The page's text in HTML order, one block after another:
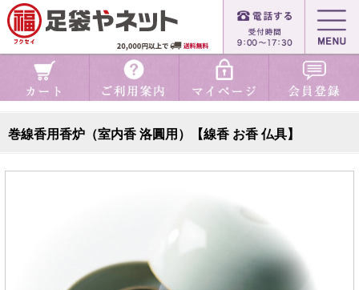
巻線香用香炉（室内香 洛圓用）【線香 お香 仏具】